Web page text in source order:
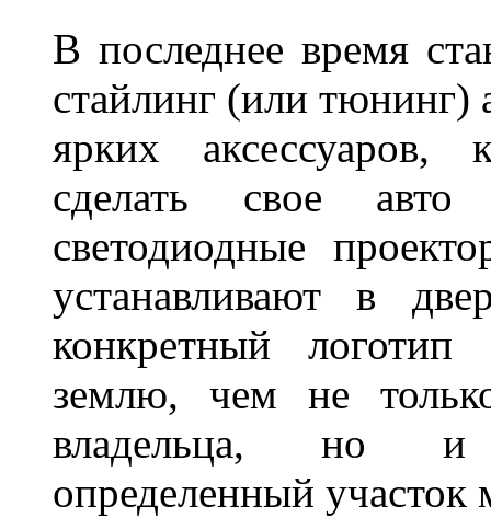
В последнее время
стайлинг (или тюнинг)
ярких аксессуаров,
сделать свое
светодиодные
устанавливают в
конкретный логотип
землю, чем не
владельца, но и
определенный участок